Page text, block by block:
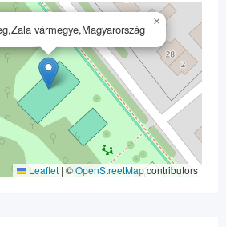
vármegye,Magyarország
×
Leaflet | ©OpenStreetMapcontributors